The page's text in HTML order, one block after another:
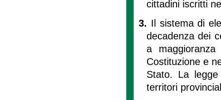
cittadini iscritti
3. Il sistema di
decadenza dei
a
Costituzione e
Stato. La
territori